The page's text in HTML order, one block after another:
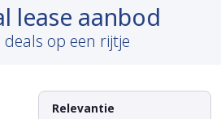
lease aanbod
deals op een rijtje